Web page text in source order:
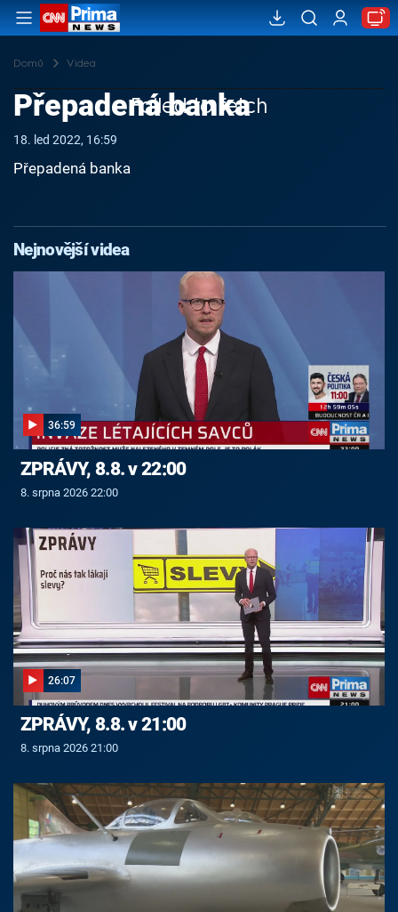
Domů Videa
Failed to fetch
Přepadená banka
18. led 2022, 16:59
Přepadená banka
Nejnovější videa
36:59
ZPRÁVY, 8.8. v 22:00
8. srpna 2026 22:00
26:07
ZPRÁVY, 8.8. v 21:00
8. srpna 2026 21:00